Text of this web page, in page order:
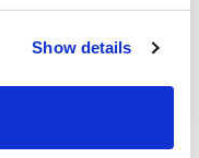
Show details
Cet itinéraire est réputé
Rin sur Koh Phangan